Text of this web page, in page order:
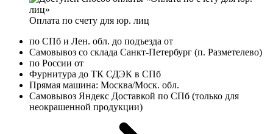
Оплата по счету для юр. лиц
по СПб и Лен. обл. до подъезда от
Самовывоз со склада Санкт-Петербург (п. Разметелево)
по России от
Фурнитура до ТК СДЭК в СПб
Прямая машина: Москва/Моск. обл.
Самовывоз Яндекс Доставкой по СПб (только для
неокрашенной продукции)